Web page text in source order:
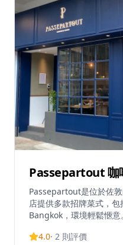
Passepartout 咖
Passepartout是位於佐
店提供多款招牌菜式，
Bangkok，環境輕鬆愜意
地點。餐廳在Tripadvisor
4.0· 2 則評價